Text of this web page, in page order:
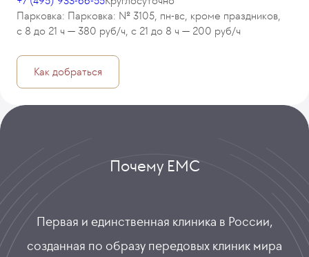
Парковка: Парковка: № 3105, пн-вс, кроме праздников,
с 8 до 21 ч — 380 руб/ч, с 21 до 8 ч — 200 руб/ч
Как добраться
Почему ЕМС
Первая и единственная клиника в России,
созданная по образу передовых клиник мира